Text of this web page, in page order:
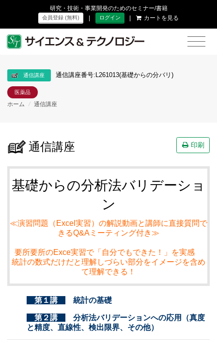
研究・技術・事業開発のためのセミナー/書籍
会員登録 (無料) | ログイン | カートを見る
通信講座 通信講座番号:L261013(基礎からの分バリ)
医薬品
ホーム / 通信講座
通信講座 印刷
基礎からの分析法バリデーショ
ン
≪演習問題（Excel実習）の解説動画と講師に直接質問で
きるQ&Aミーティング付き≫
要所要所のExce実習で「自分でもできた！」を実感
統計の数式だけだと理解しづらい部分をイメージを含め
て理解できる！
第１講 統計の基礎
第２講
分析法バリデーションへの応用（真度
と精度、直線性、検出限界、その他）